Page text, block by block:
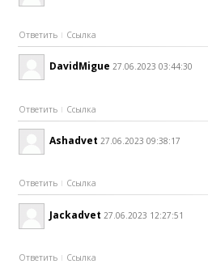
Ответить Ссылка
DavidMigue 27.06.2023 03:44:30
Ответить Ссылка
Ashadvet 27.06.2023 09:38:17
Ответить Ссылка
Jackadvet 27.06.2023 12:27:51
Ответить Ссылка